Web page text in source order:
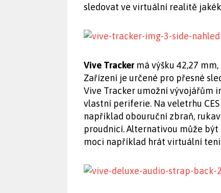
sledovat ve virtuální realitě
Vive Trackermá výšku 42,27
Zařízení je určené pro přesné
Vive Tracker umožní vývojářům
vlastní periferie. Na veletrhu
například obouruční zbraň,
proudnicí. Alternativou může
moci například hrát virtuální